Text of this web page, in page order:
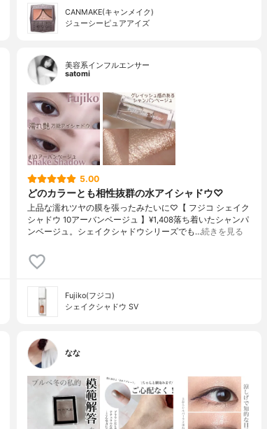
CANMAKE(キャンメイク)
ジューシーピュアアイズ
美容系インフルエンサー
satomi
5.00
どのカラーとも相性抜群の水アイシャドウ♡
上品な濡れツヤの膜を張ったみたいに♡【 フジコ シェイク
シャドウ 10アーバンベージュ 】¥1,408落ち着いたシャンパ
ンベージュ。シェイクシャドウシリーズでも…続きを見る
Fujiko(フジコ)
シェイクシャドウ SV
なな